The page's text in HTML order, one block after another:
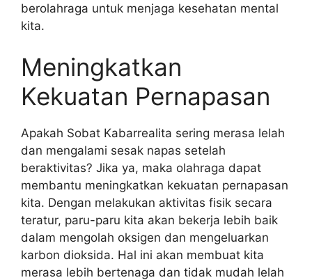
berolahraga untuk menjaga kesehatan mental
kita.
Meningkatkan
Kekuatan Pernapasan
Apakah Sobat Kabarrealita sering merasa lelah
dan mengalami sesak napas setelah
beraktivitas? Jika ya, maka olahraga dapat
membantu meningkatkan kekuatan pernapasan
kita. Dengan melakukan aktivitas fisik secara
teratur, paru-paru kita akan bekerja lebih baik
dalam mengolah oksigen dan mengeluarkan
karbon dioksida. Hal ini akan membuat kita
merasa lebih bertenaga dan tidak mudah lelah